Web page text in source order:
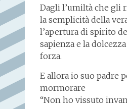
Dagli l’umiltà che gli
la semplicità della
l’apertura di spirito
sapienza e la
forza.
E allora io suo padre
mormorare
“Non ho vissuto